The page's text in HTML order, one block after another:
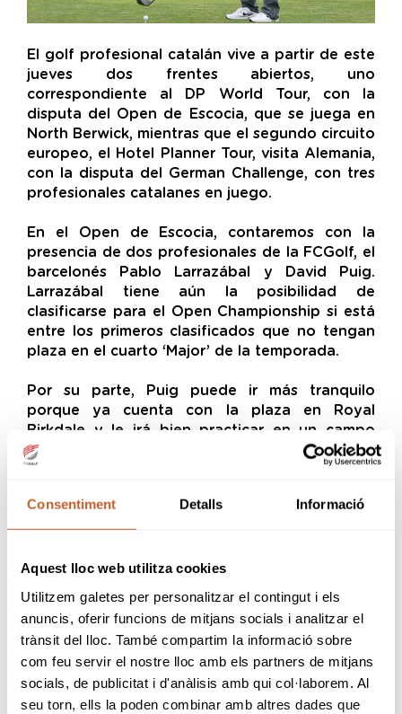
Consentiment Detalls Informació
Aquest lloc web utilitza cookies
Utilitzem galetes per personalitzar el contingut i els
anuncis, oferir funcions de mitjans socials i analitzar el
trànsit del lloc. També compartim la informació sobre
com feu servir el nostre lloc amb els partners de mitjans
socials, de publicitat i d'anàlisis amb qui col·laborem. Al
seu torn, ells la poden combinar amb altres dades que
El golf profesional catalán vive a partir de este
jueves dos frentes abiertos, uno
correspondiente al DP World Tour, con la
disputa del Open de Escocia, que se juega en
North Berwick, mientras que el segundo circuito
europeo, el Hotel Planner Tour, visita Alemania,
con la disputa del German Challenge, con tres
profesionales catalanes en juego.
En el Open de Escocia, contaremos con la
presencia de dos profesionales de la FCGolf, el
barcelonés Pablo Larrazábal y David Puig.
Larrazábal tiene aún la posibilidad de
clasificarse para el Open Championship si está
entre los primeros clasificados que no tengan
plaza en el cuarto ‘Major’ de la temporada.
Por su parte, Puig puede ir más tranquilo
porque ya cuenta con la plaza en Royal
Birkdale y le irá bien practicar en un campo
links y con la presencia de las mayores figuras
del PGA Tour que también han desembarcado
El otro foco del golf profesional está en
torneo perteneciente al Hotel Planner Tour, y
tres profesionales catalanes, Adri Arnaus, Joel
Moscatel y Albert Boneta.
En el caso de Adri Arnaus, a pesar de no estar
jugando en Escocia, todavía tendrá una
oportunidad más para clasificarse para el Open